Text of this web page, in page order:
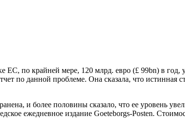
по крайней мере, 120 млрд. евро (£ 99bn) в год,
по данной проблеме. Она сказала, что истинная
и более половины сказало, что ее уровень
ежедневное издание Goeteborgs-Posten.